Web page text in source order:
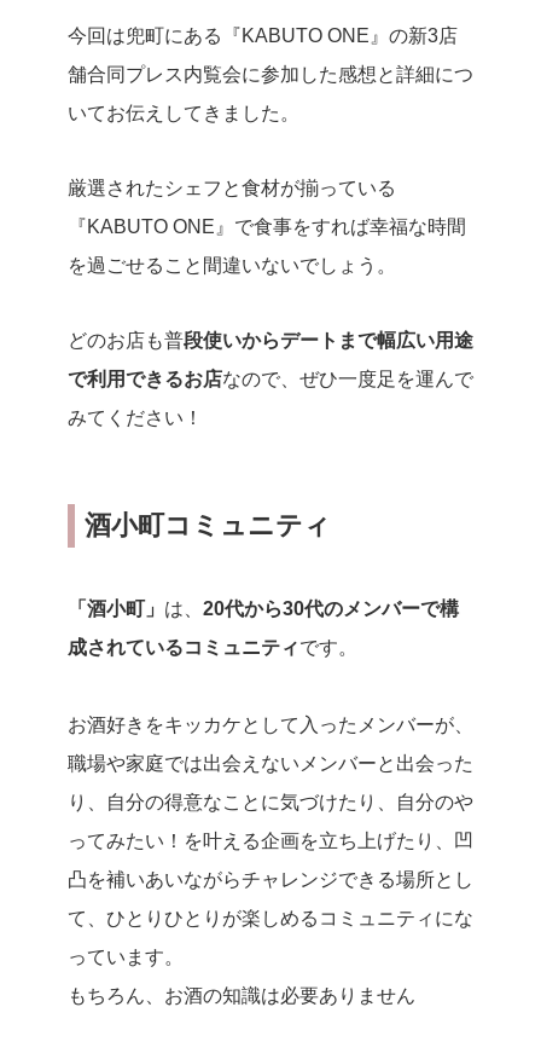
今回は兜町にある『KABUTO ONE』の新3店
舗合同プレス内覧会に参加した感想と詳細につ
いてお伝えしてきました。
厳選されたシェフと食材が揃っている
『KABUTO ONE』で食事をすれば幸福な時間
を過ごせること間違いないでしょう。
どのお店も普段使いからデートまで幅広い用途
で利用できるお店なので、ぜひ一度足を運んで
みてください！
酒小町コミュニティ
「酒小町」 は、 20代から30代のメンバーで構
成されているコミュニティです。
お酒好きをキッカケとして入ったメンバーが、
職場や家庭では出会えないメンバーと出会った
り、自分の得意なことに気づけたり、自分のや
ってみたい！を叶える企画を立ち上げたり、凹
凸を補いあいながらチャレンジできる場所とし
て、ひとりひとりが楽しめるコミュニティにな
っています。
もちろん、お酒の知識は必要ありません